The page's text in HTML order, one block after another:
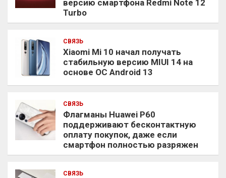
версию смартфона Redmi Note 12
Turbo
СВЯЗЬ
Xiaomi Mi 10 начал получать
стабильную версию MIUI 14 на
основе ОС Android 13
СВЯЗЬ
Флагманы Huawei P60
поддерживают бесконтактную
оплату покупок, даже если
смартфон полностью разряжен
СВЯЗЬ